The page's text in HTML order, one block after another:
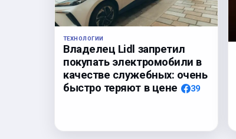
ТЕХНОЛОГИИ
Владелец Lidl запретил
покупать электромобили в
качестве служебных: очень
быстро теряют в цене
39